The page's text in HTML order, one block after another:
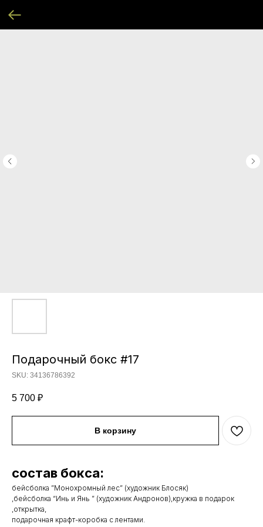
Подарочный бокс #17
SKU: 34136786392
5 700 ₽
В корзину
состав бокса:
бейсболка ”Монохромный лес” (художник Блосяк)
,бейсболка “Инь и Янь ” (художник Андронов),кружка в подарок
,открытка,
подарочная крафт-коробка с лентами.